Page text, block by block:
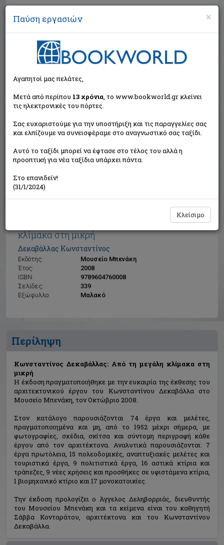
Αναζήτηση
Κωνσταντίνος Δεκαβάλλας: Από τη μεγάλη
κλίμακα στη μικρή
Δεκαβάλλας Κωνσταντίνος
Εκδότης:
Μουσείο Μπενάκη
Έτος:
2008
ISBN:
9789604760008
Σελίδες:
339
Εξώφυλλο:
Μαλακό
Η τιμή μας:€22,50
Δεν υπάρχει δυνατότητα παραγγελίας
Περίληψη
Κωνσταντίνος Δεκαβάλλας: Από τη μεγάλη κλίμακα στη
μικρή
Η έκδοση πραγματοποιήθηκε με την ευκαιρία της έκθεσης του
αρχιτεκτονικού έργου του Κωνσταντίνου Δεκαβάλλα στο
Μουσείο Μπενάκη, τον Οκτώβριο 2008.
Στον κατάλογο παρουσιάζονται 74 έργα και μελέτες,
πραγματοποιημένα και μη, από το 1952 μέχρι σήμερα, με
φωτογραφίες, σχέδια, σκίτσα και σύντομη περιγραφή κάθε
έργου από τον αρχιτέκτονα. Αναλυτικά παρουσιάζονται: 7
έργα πρωτόλεια, 15 πολεοδομικές, αναπτυξιακές μελέτες και
τουριστικά έργα, 9 πολιτιστικά έργα, 16 αστικά κτίρια και
τράπεζες, 9 νέες χρήσεις και προσθήκες σε υφιστάμενα κτίρια,
1 βιομηχανικό κτίριο και 17 μονοκατοικίες.
Την έκδοση προλογίζει ο Άγγελος Δεληβορριάς, διευθυντής
του Μουσείου Μπενάκη και τα κείμενα είναι του καθηγητή
Σάββα Κονταράτου, αρχιτέκτονα και του Κωνσταντίνου
Δεκαβάλλα.
×
Παύση εργασιών
Αγαπητοί μας πελάτες,
Μετά από περίπου 13 χρόνια, το www.bookworld.gr κλείνει
τις ηλεκτρονικές του πόρτες.
Σας ευχαριστούμε για την υποστήριξη και τις παραγγελίες σας
και ελπίζουμε να συνεισφέραμε στο αναγνωστικό σας ταξίδι.
Αυτό το ταξίδι μπορεί να έφτασε στο τέλος του αλλά η
προοπτική για νέα ταξίδια υπάρχει πάντα.
Στο επανιδείν!
(31/1/2024)
Κλείσιμο